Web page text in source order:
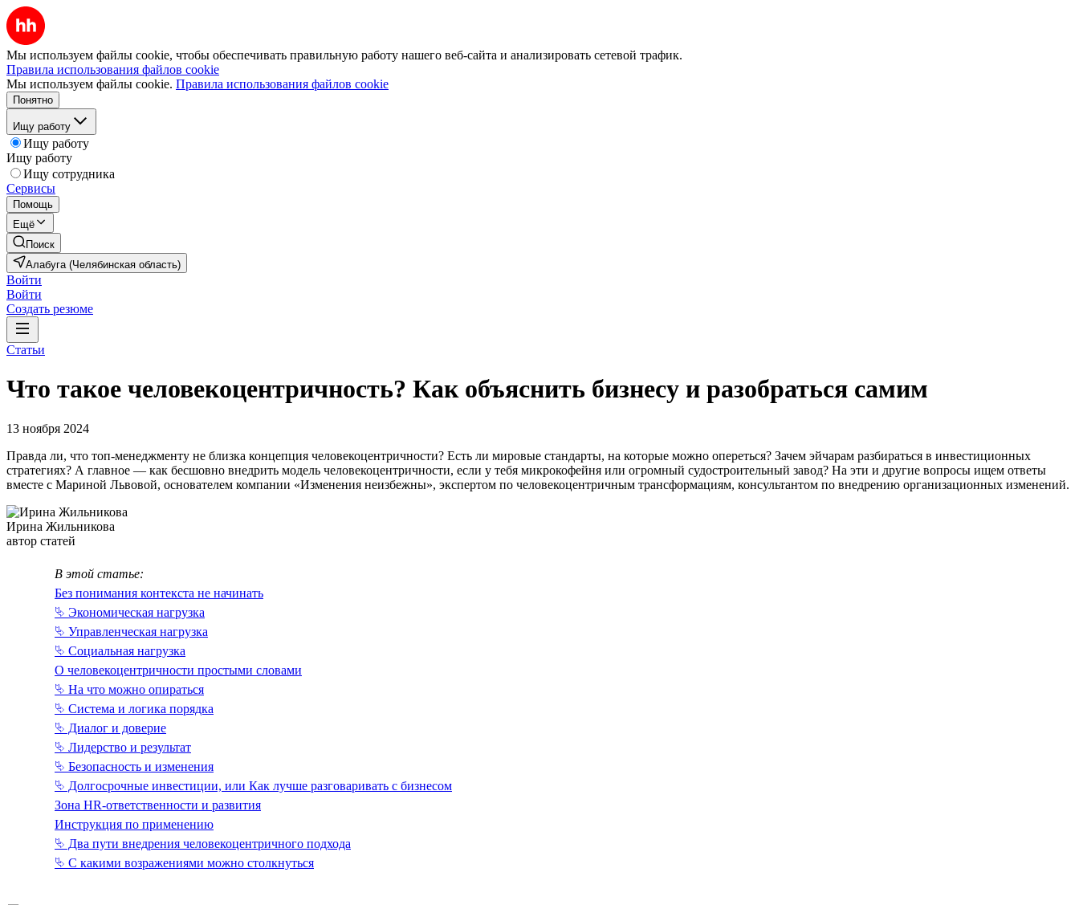
Мы используем файлы cookie, чтобы обеспечивать правильную работу нашего веб-сайта и анализировать сетевой трафик.
Правила использования файлов cookie
Мы используем файлы cookie. Правила использования файлов cookie
Понятно
Ищу работу
Ищу работу
Ищу работу
Ищу сотрудника
Сервисы
Помощь
Ещё
Поиск
Алабуга (Челябинская область)
Войти
Войти
Создать резюме
Статьи
Что такое человеко­центричность? Как объяснить бизнесу и разобраться самим
13 ноября 2024
Правда ли, что топ-менеджменту не близка концепция человекоцентричности? Есть ли мировые стандарты, на которые можно опереться? Зачем эйчарам разбираться в инвестиционных
стратегиях? А главное — как бесшовно внедрить модель человекоцентричности, если у тебя микрокофейня или огромный судостроительный завод? На эти и другие вопросы ищем ответы
вместе с Мариной Львовой, основателем компании «Изменения неизбежны», экспертом по человекоцентричным трансформациям, консультантом по внедрению организационных изменений.
Ирина Жильникова
автор статей
В этой статье:
Без понимания контекста не начинать
⮱ Экономическая нагрузка
⮱ Управленческая нагрузка
⮱ Социальная нагрузка
О человекоцентричности простыми словами
⮱ На что можно опираться
⮱ Система и логика порядка
⮱ Диалог и доверие
⮱ Лидерство и результат
⮱ Безопасность и изменения
⮱ Долгосрочные инвестиции, или Как лучше разговаривать с бизнесом
Зона HR-ответственности и развития
Инструкция по применению
⮱ Два пути внедрения человекоцентричного подхода
⮱ С какими возражениями можно столкнуться